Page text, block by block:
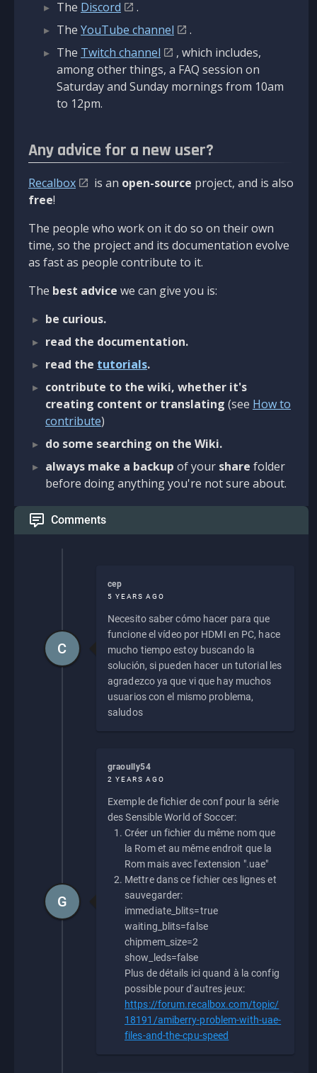
The Discord
.
The YouTube channel
.
The Twitch channel
, which includes,
among other things, a FAQ session on
Saturday and Sunday mornings from 10am
to 12pm.
Any advice for a new user?
Recalbox is an open-source project, and is also
free!
The people who work on it do so on their own
time, so the project and its documentation evolve
as fast as people contribute to it.
The best advice we can give you is:
be curious.
read the documentation.
read the tutorials.
contribute to the wiki, whether it's
creating content or translating (see How to
contribute)
do some searching on the Wiki.
always make a backup of your share folder
before doing anything you're not sure about.
Comments
cep
5 YEARS AGO
Necesito saber cómo hacer para que
funcione el vídeo por HDMI en PC, hace
mucho tiempo estoy buscando la
solución, si pueden hacer un tutorial les
agradezco ya que vi que hay muchos
usuarios con el mismo problema,
saludos
C
graoully54
2 YEARS AGO
Exemple de fichier de conf pour la série
des Sensible World of Soccer:
Créer un fichier du même nom que
la Rom et au même endroit que la
Rom mais avec l'extension ".uae"
Mettre dans ce fichier ces lignes et
sauvegarder:
immediate_blits=true
waiting_blits=false
chipmem_size=2
show_leds=false
Plus de détails ici quand à la config
possible pour d'autres jeux:
https://forum.recalbox.com/topic/
18191/amiberry-problem-with-uae-
files-and-the-cpu-speed
G